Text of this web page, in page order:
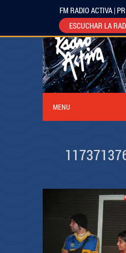
MENU
FM RADIO ACTIVA |
ESCUCHAR LA